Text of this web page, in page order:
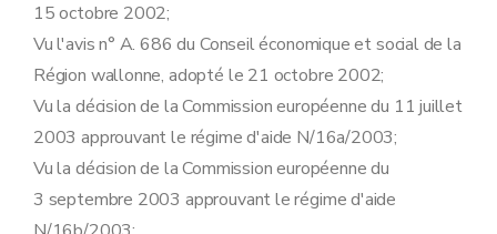
15 octobre 2002;
Vu l'avis n° A. 686 du Conseil économique et social de la
Région wallonne, adopté le 21 octobre 2002;
Vu la décision de la Commission européenne du 11 juillet
2003 approuvant le régime d'aide N/16a/2003;
Vu la décision de la Commission européenne du
3 septembre 2003 approuvant le régime d'aide